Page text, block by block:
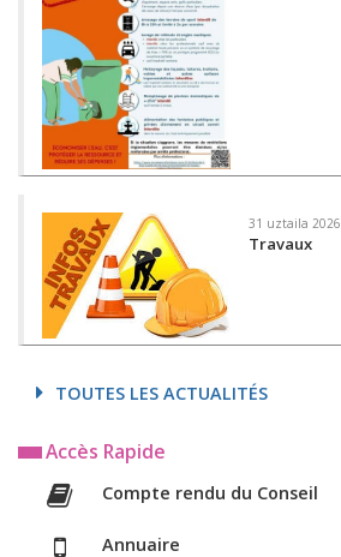
31 uztaila 2026
Travaux
TOUTES LES ACTUALITÉS
Accès Rapide
Compte rendu du Conseil
Annuaire